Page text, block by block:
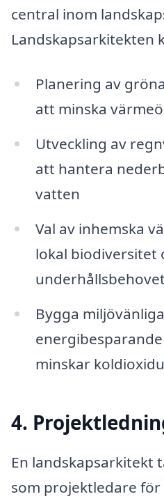
central inom
Landskapsarkitekten
Planering av
att minska
Utveckling av
att hantera
vatten
Val av inhemska
lokal biodiversitet
underhållsbehovet
Bygga
minskar
4.
En landskapsarkitekt
som projektledare